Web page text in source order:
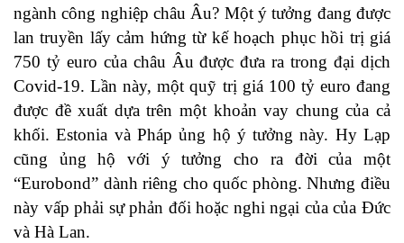
ngành công nghiệp châu Âu? Một ý tưởng đang được
lan truyền lấy cảm hứng từ kế hoạch phục hồi trị giá
750 tỷ euro của châu Âu được đưa ra trong đại dịch
Covid-19. Lần này, một quỹ trị giá 100 tỷ euro đang
được đề xuất dựa trên một khoản vay chung của cả
khối. Estonia và Pháp ủng hộ ý tưởng này. Hy Lạp
cũng ủng hộ với ý tưởng cho ra đời của một
“Eurobond” dành riêng cho quốc phòng. Nhưng điều
này vấp phải sự phản đối hoặc nghi ngại của của Đức
và Hà Lan.